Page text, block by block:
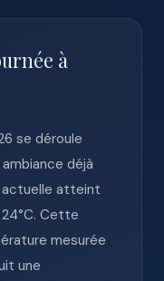
à
se déroule
déjà
actuelle atteint
Cette
mesurée
une